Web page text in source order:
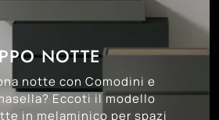
NOTTE
notte con Comodini e
Eccoti il modello
in melaminico per spazi